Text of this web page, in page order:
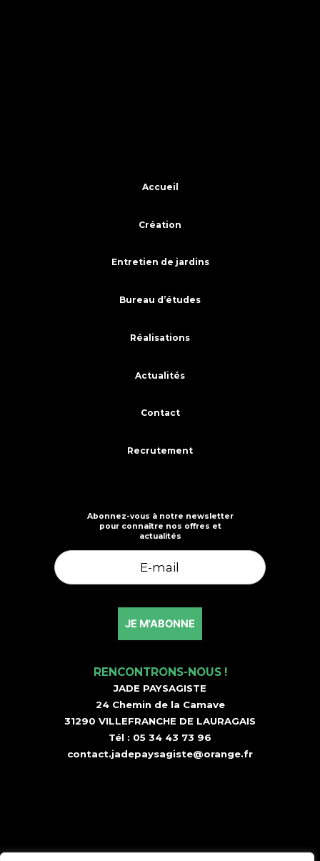
Accueil
Création
Entretien de jardins
Bureau d’études
Réalisations
Actualités
Contact
Recrutement
Abonnez-vous à notre newsletter
pour connaître nos offres et
actualités
RENCONTRONS-NOUS !
JADE PAYSAGISTE
24 Chemin de la Camave
31290 VILLEFRANCHE DE LAURAGAIS
Tél : 05 34 43 73 96
contact.jadepaysagiste@orange.fr